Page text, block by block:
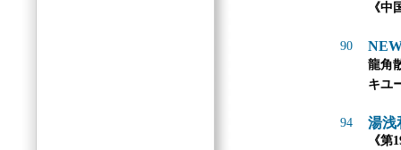
《中
90
龍角
キユ
94 湯浅
《第